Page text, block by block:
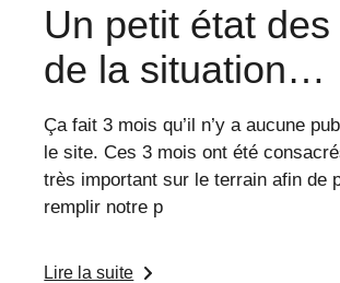
Un petit état
de la situation…
Ça fait 3 mois qu’il n’y a aucune
le site. Ces 3 mois ont été
très important sur le terrain afin de
remplir notre p
Lire la suite